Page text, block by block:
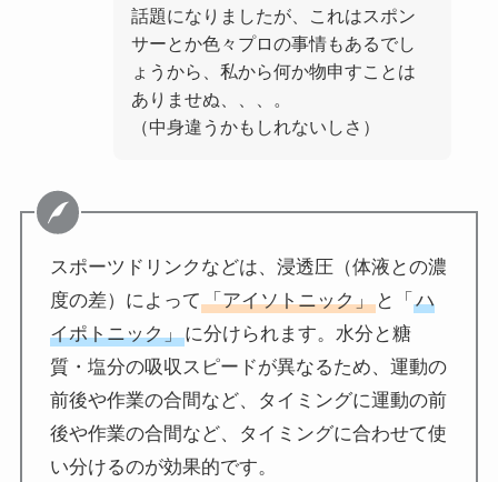
話題になりましたが、これはスポン
サーとか色々プロの事情もあるでし
ょうから、私から何か物申すことは
ありませぬ、、、。
（中身違うかもしれないしさ）
スポーツドリンクなどは、浸透圧（体液との濃
度の差）によって「アイソトニック」 と「ハ
イポトニック」に分けられます。水分と糖
質・塩分の吸収スピードが異なるため、運動の
前後や作業の合間など、タイミングに運動の前
後や作業の合間など、タイミングに合わせて使
い分けるのが効果的です。